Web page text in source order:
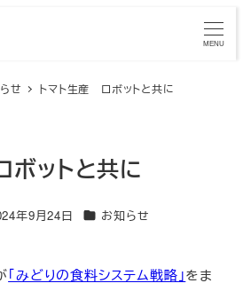
MENU
せ トマト生産 ロボットと共に
ットと共に
年9月24日 カテゴリー
お知らせ
「みどりの食料システム戦略」をま